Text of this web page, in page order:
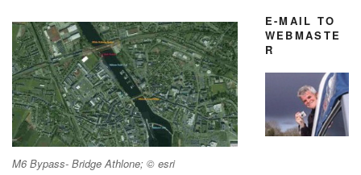
M6 Bypass- Bridge Athlone; © esri
E-MAIL TO
WEBMASTE
R